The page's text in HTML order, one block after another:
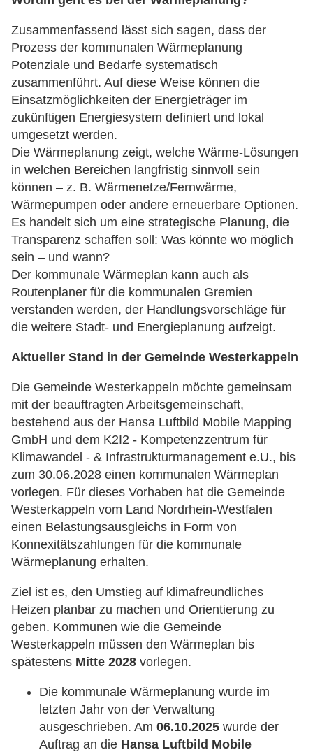
Zusammenfassend lässt sich sagen, dass der
Prozess der kommunalen Wärmeplanung
Potenziale und Bedarfe systematisch
zusammenführt. Auf diese Weise können die
Einsatzmöglichkeiten der Energieträger im
zukünftigen Energiesystem definiert und lokal
umgesetzt werden.
Die Wärmeplanung zeigt, welche Wärme-Lösungen
in welchen Bereichen langfristig sinnvoll sein
können – z. B. Wärmenetze/Fernwärme,
Wärmepumpen oder andere erneuerbare Optionen.
Es handelt sich um eine strategische Planung, die
Transparenz schaffen soll: Was könnte wo möglich
sein – und wann?
Der kommunale Wärmeplan kann auch als
Routenplaner für die kommunalen Gremien
verstanden werden, der Handlungsvorschläge für
die weitere Stadt- und Energieplanung aufzeigt.
Aktueller Stand in der Gemeinde Westerkappeln
Die Gemeinde Westerkappeln möchte gemeinsam
mit der beauftragten Arbeitsgemeinschaft,
bestehend aus der Hansa Luftbild Mobile Mapping
GmbH und dem K2I2 - Kompetenzzentrum für
Klimawandel - & Infrastrukturmanagement e.U., bis
zum 30.06.2028 einen kommunalen Wärmeplan
vorlegen. Für dieses Vorhaben hat die Gemeinde
Westerkappeln vom Land Nordrhein-Westfalen
einen Belastungsausgleichs in Form von
Konnexitätszahlungen für die kommunale
Wärmeplanung erhalten.
Ziel ist es, den Umstieg auf klimafreundliches
Heizen planbar zu machen und Orientierung zu
geben. Kommunen wie die Gemeinde
Westerkappeln müssen den Wärmeplan bis
spätestens Mitte 2028 vorlegen.
Die kommunale Wärmeplanung wurde im
letzten Jahr von der Verwaltung
ausgeschrieben. Am 06.10.2025 wurde der
Auftrag an die Hansa Luftbild Mobile